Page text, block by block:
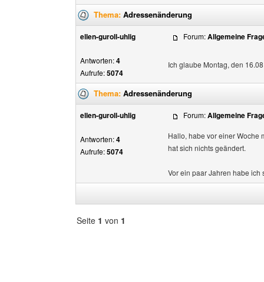
Thema: Adressenänderung
ellen-guroll-uhlig
Antworten:4
Aufrufe:5074
Forum:Allgemeine
Ich glaube Montag, den
Thema: Adressenänderung
ellen-guroll-uhlig
Antworten:4
Aufrufe:5074
Forum:Allgemeine
Hallo, habe vor einer Woche
hat sich nichts geändert.
Vor ein paar Jahren habe
Seite 1 von 1